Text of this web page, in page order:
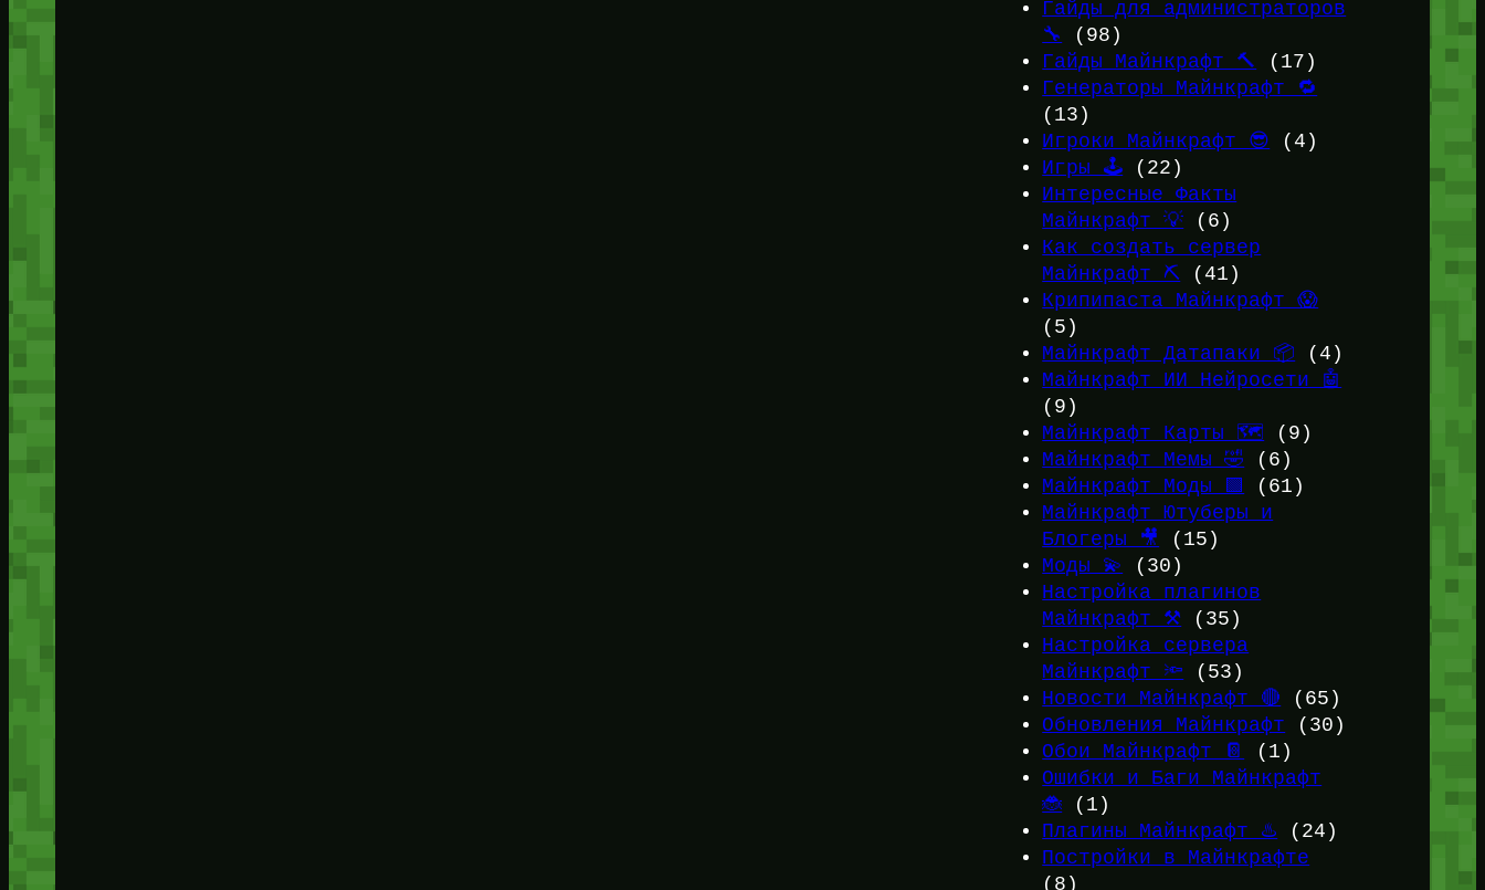
Гайды для администраторов
🔧
(98)
Гайды Майнкрафт 🔨
(17)
Генераторы Майнкрафт 🔁
(13)
Игроки Майнкрафт 😎 (4)
Игры 🕹️ (22)
Интересные Факты
Майнкрафт 💡 (6)
Как создать сервер
Майнкрафт ⛏️ (41)
Крипипаста Майнкрафт 😱
(5)
Майнкрафт Датапаки 📦 (4)
Майнкрафт ИИ Нейросети 🤖
(9)
Майнкрафт Карты 🗺️ (9)
Майнкрафт Мемы 🤣 (6)
Майнкрафт Моды 🟩
(61)
Майнкрафт Ютуберы и
Блогеры 🎥
(15)
Моды 💫
(30)
Настройка плагинов
Майнкрафт ⚒️ (35)
Настройка сервера
Майнкрафт 🔦 (53)
Новости Майнкрафт 🔴 (65)
Обновления Майнкрафт (30)
Обои Майнкрафт 📔
(1)
Ошибки и Баги Майнкрафт
🐞 (1)
Плагины Майнкрафт ♨️ (24)
Постройки в Майнкрафте
(8)